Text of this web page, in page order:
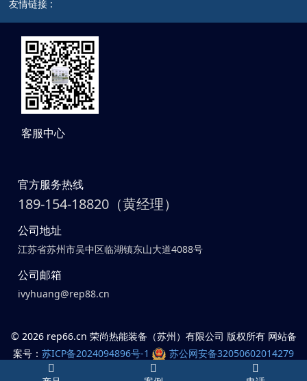
友情链接 :
客服中心
官方服务热线
189-154-18820（黄经理）
公司地址
江苏省苏州市吴中区临湖镇东山大道4088号
公司邮箱
ivyhuang@rep88.cn
© 2026 rep66.cn 荣尚热能装备（苏州）有限公司 版权所有 网站备
案号： 苏ICP备2024094896号-1
苏公网安备32050602014279
号